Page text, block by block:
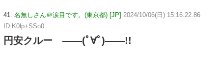
41: 名無しさん＠涙目です。(東京都) [JP] 2024/10/06(日) 15:16:22.86
ID:K0lp+SSo0
円安クルー ――(ﾟ∀ﾟ)――!!